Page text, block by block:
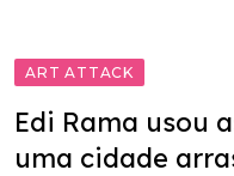
ART ATTACK
Edi Rama usou
uma cidade